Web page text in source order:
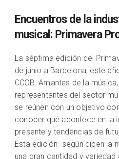
Encuentros de la
musical: Primavera
La séptima edición del
de junio a Barcelona, este
CCCB. Amantes de la
representantes del sector
se reúnen con un objetivo
conocer qué acontece en la
presente y tendencias de
Esta edición -según dicen la
una gran cantidad y